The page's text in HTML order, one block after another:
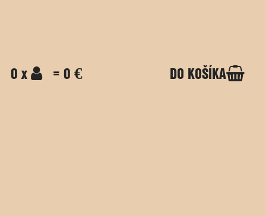
0 x = 0 € DO KOŠÍKA